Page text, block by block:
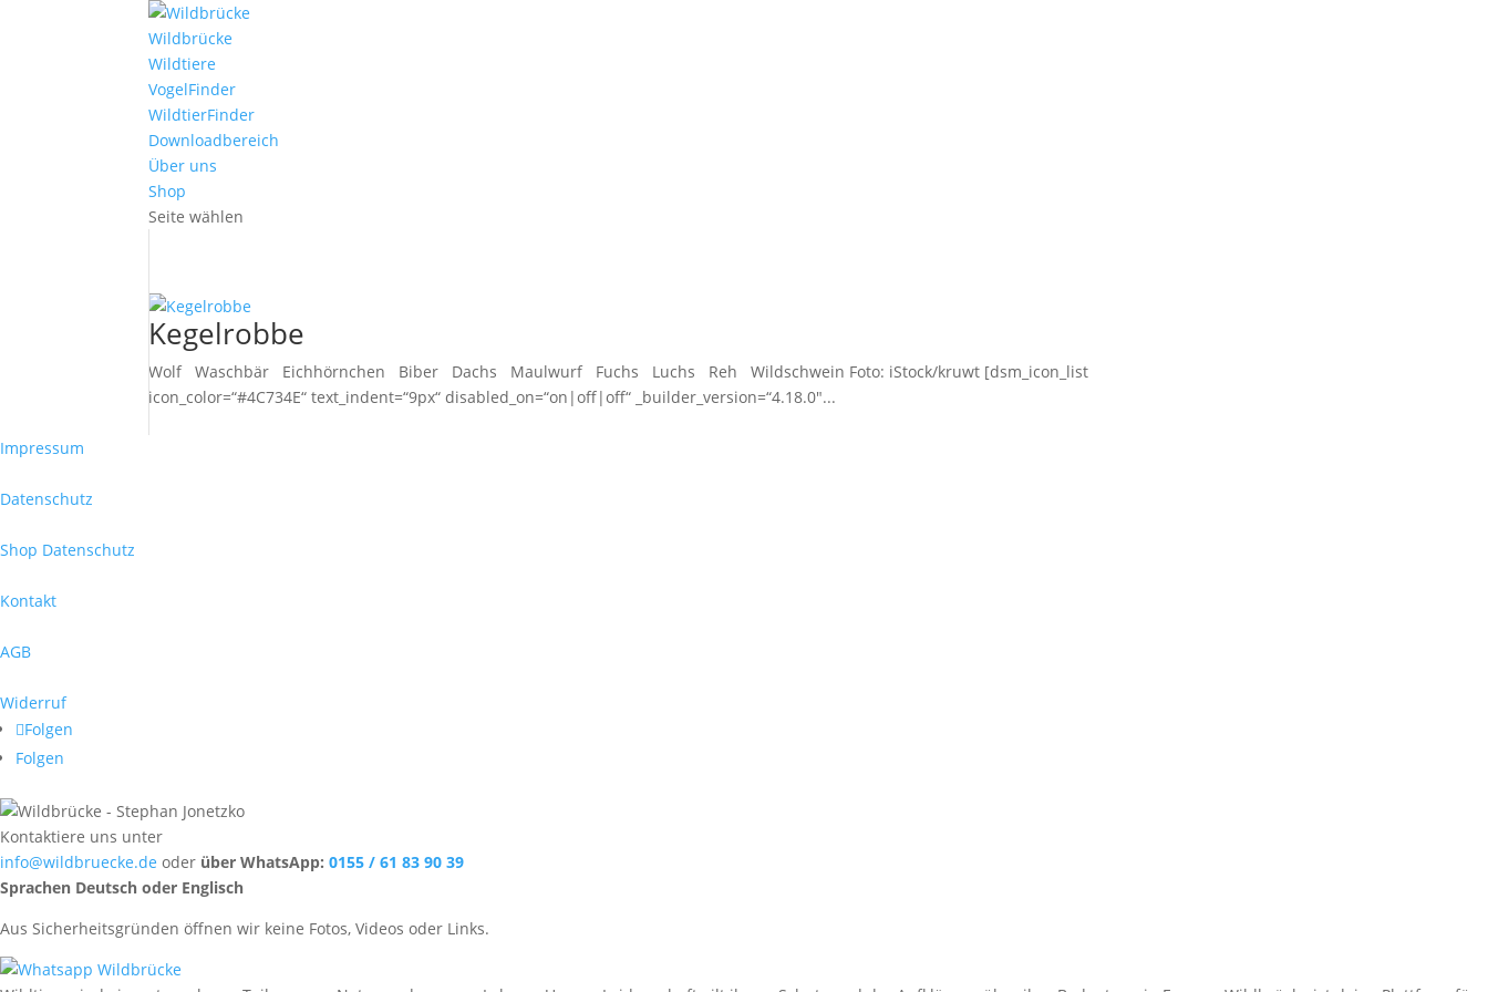
Wildbrücke
Wildtiere
VogelFinder
WildtierFinder
Downloadbereich
Über uns
Shop
Seite wählen
Kegelrobbe
Wolf Waschbär Eichhörnchen Biber Dachs Maulwurf Fuchs Luchs Reh Wildschwein Foto: iStock/kruwt [dsm_icon_list
icon_color=“#4C734E“ text_indent=“9px“ disabled_on=“on|off|off“ _builder_version=“4.18.0″...
Impressum
Datenschutz
Shop Datenschutz
Kontakt
AGB
Widerruf
Folgen
Folgen
Kontaktiere uns unter
info@wildbruecke.de oder über WhatsApp: 0155 / 61 83 90 39
Sprachen Deutsch oder Englisch
Aus Sicherheitsgründen öffnen wir keine Fotos, Videos oder Links.